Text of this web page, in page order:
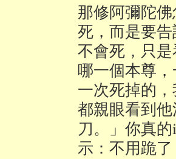
那修阿彌陀
死，而是要
不會死，只
哪一個本尊
一次死掉的
都親眼看到
刀。」你真
示：不用跪